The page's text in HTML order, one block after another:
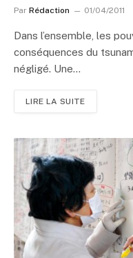
Par Rédaction 01/04/2011
Dans l’ensemble, les
conséquences du
négligé. Une…
LIRE LA SUITE